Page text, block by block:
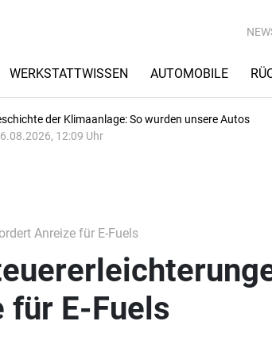
WERKSTATTWISSEN AUTOMOBILE
der Klimaanlage: So wurden unsere Autos
12:09 Uhr
Anreize für E-Fuels
für E-Fuels